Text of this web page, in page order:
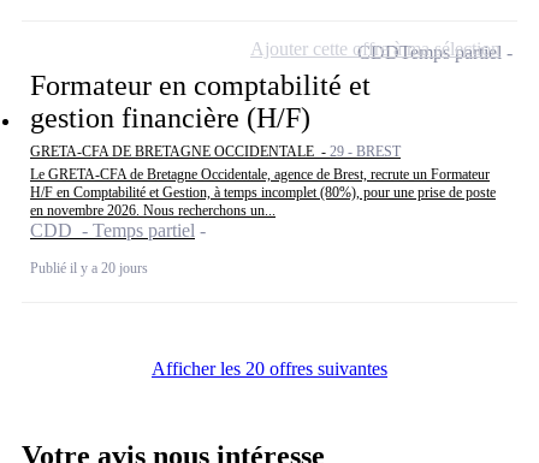
Formateur en comptabilité et
gestion financière (H/F)
GRETA-CFA DE BRETAGNE OCCIDENTALE - 29 - BREST
Le GRETA-CFA de Bretagne Occidentale, agence de Brest, recrute un Formateur
H/F en Comptabilité et Gestion, à temps incomplet (80%), pour une prise de poste
en novembre 2026. Nous recherchons un...
CDD - Temps partiel
Publié il y a 20 jours
CDDTemps partiel
Ajouter cette offre à ma sélection
Afficher les 20 offres suivantes
Votre avis nous intéresse